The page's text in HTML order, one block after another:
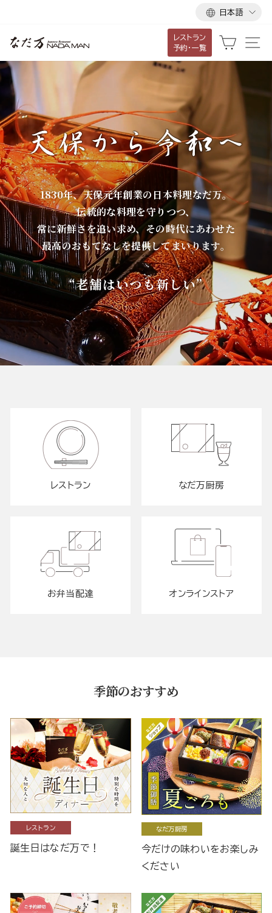
し
ン
テ
ン
ツ
に
移
動
す
る
言
語
日本語
な
レストラン
予約・一覧
カート
1830年、天保元年創業の日本料理なだ万。
伝統的な料理を守りつつ、
常に新鮮さを追い求め、その時代にあわせた
最高のおもてなしを提供してまいります。
“老舗はいつも新しい”
レストラン なだ万厨房
お弁当配達 オンラインストア
季節のおすすめ
レストラン
誕生日はなだ万で！
なだ万厨房
今だけの味わいをお楽しみ
ください